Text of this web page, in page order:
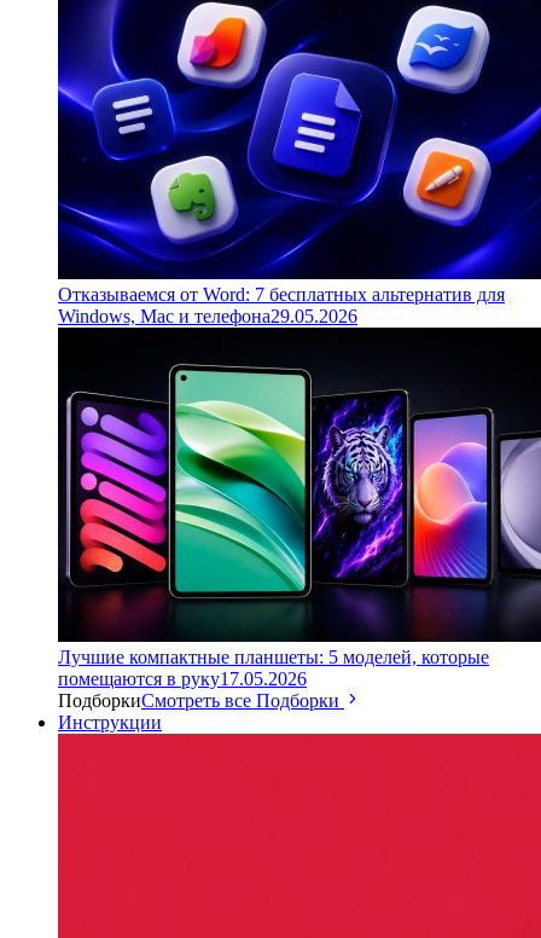
Отказываемся от Word: 7 бесплатных альтернатив для
Windows, Mac и телефона29.05.2026
Лучшие компактные планшеты: 5 моделей, которые
помещаются в руку17.05.2026
ПодборкиСмотреть все Подборки
Инструкции